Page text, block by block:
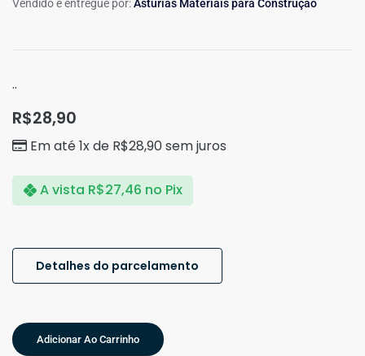
Vendido e entregue por:Astúrias Materiais para Construção
..
R$28,90
Em até 1x de R$28,90sem juros
A vista R$27,46 no Pix
Detalhes do parcelamento
Adicionar Ao Carrinho